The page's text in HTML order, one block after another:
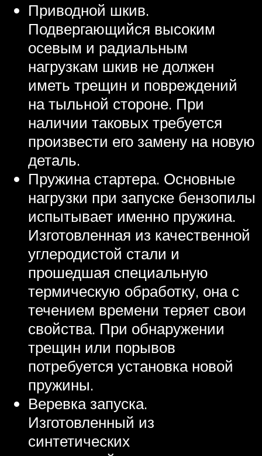
Приводной шкив.
Подвергающийся высоким
осевым и радиальным
нагрузкам шкив не должен
иметь трещин и повреждений
на тыльной стороне. При
наличии таковых требуется
произвести его замену на новую
деталь.
Пружина стартера. Основные
нагрузки при запуске бензопилы
испытывает именно пружина.
Изготовленная из качественной
углеродистой стали и
прошедшая специальную
термическую обработку, она с
течением времени теряет свои
свойства. При обнаружении
трещин или порывов
потребуется установка новой
пружины.
Веревка запуска.
Изготовленный из
синтетических